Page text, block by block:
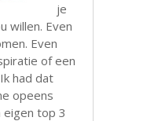
je
willen. Even
Even
of een
had dat
opeens
top 3